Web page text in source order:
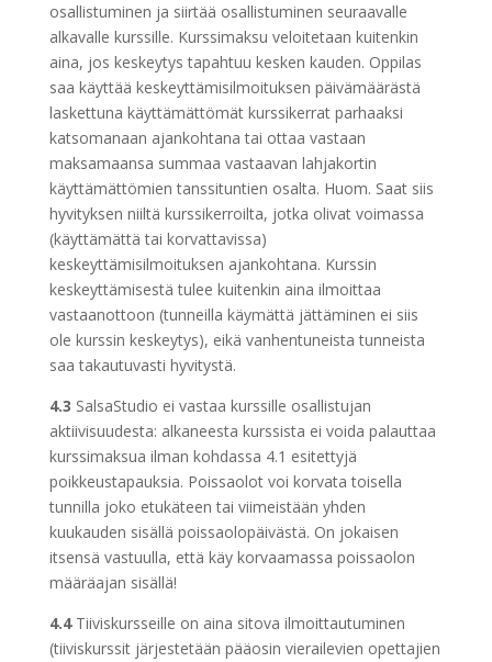
osallistuminen ja siirtää osallistuminen seuraavalle
alkavalle kurssille. Kurssimaksu veloitetaan kuitenkin
aina, jos keskeytys tapahtuu kesken kauden. Oppilas
saa käyttää keskeyttämisilmoituksen päivämäärästä
laskettuna käyttämättömät kurssikerrat parhaaksi
katsomanaan ajankohtana tai ottaa vastaan
maksamaansa summaa vastaavan lahjakortin
käyttämättömien tanssituntien osalta. Huom. Saat siis
hyvityksen niiltä kurssikerroilta, jotka olivat voimassa
(käyttämättä tai korvattavissa)
keskeyttämisilmoituksen ajankohtana. Kurssin
keskeyttämisestä tulee kuitenkin aina ilmoittaa
vastaanottoon (tunneilla käymättä jättäminen ei siis
ole kurssin keskeytys), eikä vanhentuneista tunneista
saa takautuvasti hyvitystä.
4.3 SalsaStudio ei vastaa kurssille osallistujan
aktiivisuudesta: alkaneesta kurssista ei voida palauttaa
kurssimaksua ilman kohdassa 4.1 esitettyjä
poikkeustapauksia. Poissaolot voi korvata toisella
tunnilla joko etukäteen tai viimeistään yhden
kuukauden sisällä poissaolopäivästä. On jokaisen
itsensä vastuulla, että käy korvaamassa poissaolon
määräajan sisällä!
4.4 Tiiviskursseille on aina sitova ilmoittautuminen
(tiiviskurssit järjestetään pääosin vierailevien opettajien